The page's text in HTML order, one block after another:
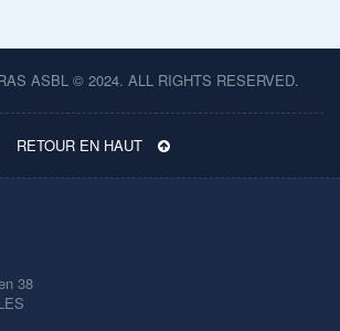
ASBL © 2024. ALL RIGHTS RESERVED.
RETOUR EN HAUT
38